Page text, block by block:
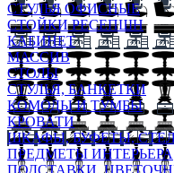
СТУЛЬЯ ОФИСНЫЕ
СТОЙКИ РЕСЕПШН
КАБИНЕТ
МАССИВ
СТОЛЫ
СТУЛЬЯ, БАНКЕТКИ
КОМОДЫ И ТУМБЫ
КРОВАТИ
ШКАФЫ, БУФЕТЫ,
ПРЕДМЕТЫ ИНТЕРЬЕРА